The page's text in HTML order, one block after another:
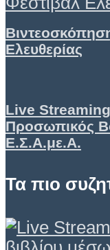
Ελευθερίας
Live
Προσωπικός
Ε.Σ.Α.με.Α.
Τα πιο